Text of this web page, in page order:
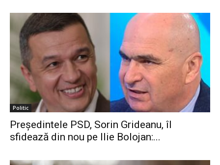
Politic
Președintele PSD, Sorin Grideanu, îl
sfidează din nou pe Ilie Bolojan:...